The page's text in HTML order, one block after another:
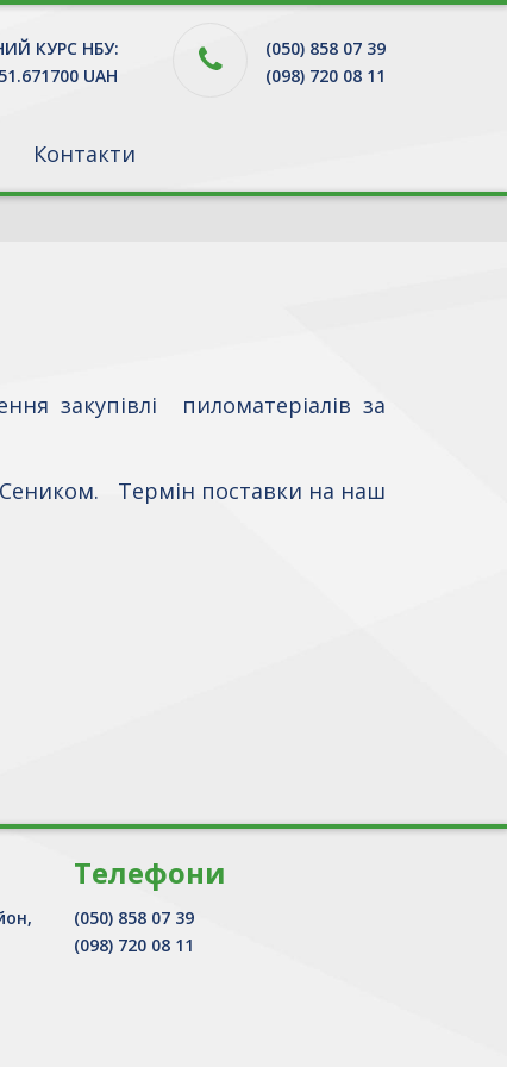
(050) 858 07 39
(098) 720 08 11
КУРС НБУ:
UAH
Контакти
закупівлі пиломатеріалів за
Термін поставки на наш
Телефони
(050) 858 07 39
(098) 720 08 11